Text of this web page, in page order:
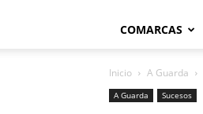
COMARCAS
Inicio A Guarda
A Guarda Sucesos